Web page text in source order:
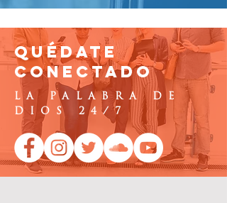
QUÉDATE
CONECTADO
LA PALABRA DE
DIOS 24/7